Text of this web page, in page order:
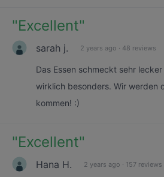
"Excellent"
sarah j. 2 years ago · 48 reviews
Das Essen schmeckt sehr
wirklich besonders. Wir werden
kommen! :)
"Excellent"
Hana H. 2 years ago · 157 reviews